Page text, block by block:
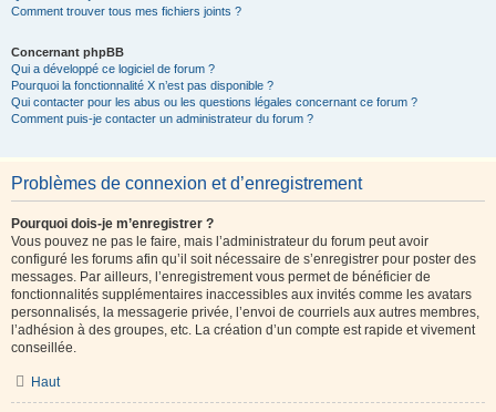
Comment trouver tous mes fichiers joints ?
Concernant phpBB
Qui a développé ce logiciel de forum ?
Pourquoi la fonctionnalité X n’est pas disponible ?
Qui contacter pour les abus ou les questions légales concernant ce forum ?
Comment puis-je contacter un administrateur du forum ?
Problèmes de connexion et d’enregistrement
Pourquoi dois-je m’enregistrer ?
Vous pouvez ne pas le faire, mais l’administrateur du forum peut avoir
configuré les forums afin qu’il soit nécessaire de s’enregistrer pour poster des
messages. Par ailleurs, l’enregistrement vous permet de bénéficier de
fonctionnalités supplémentaires inaccessibles aux invités comme les avatars
personnalisés, la messagerie privée, l’envoi de courriels aux autres membres,
l’adhésion à des groupes, etc. La création d’un compte est rapide et vivement
conseillée.
Haut